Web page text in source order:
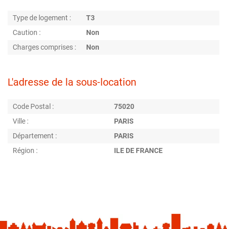
Type de logement :
T3
Caution :
Non
Charges comprises :
Non
L'adresse de la sous-location
Code Postal :
75020
Ville :
PARIS
Département :
PARIS
Région :
ILE DE FRANCE